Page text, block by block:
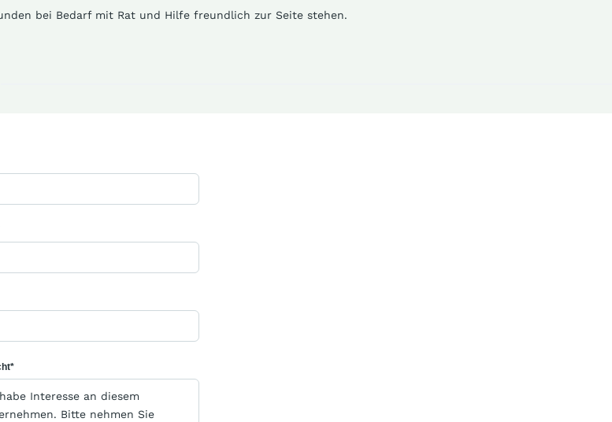
bei Bedarf mit Rat und Hilfe freundlich zur Seite stehen.